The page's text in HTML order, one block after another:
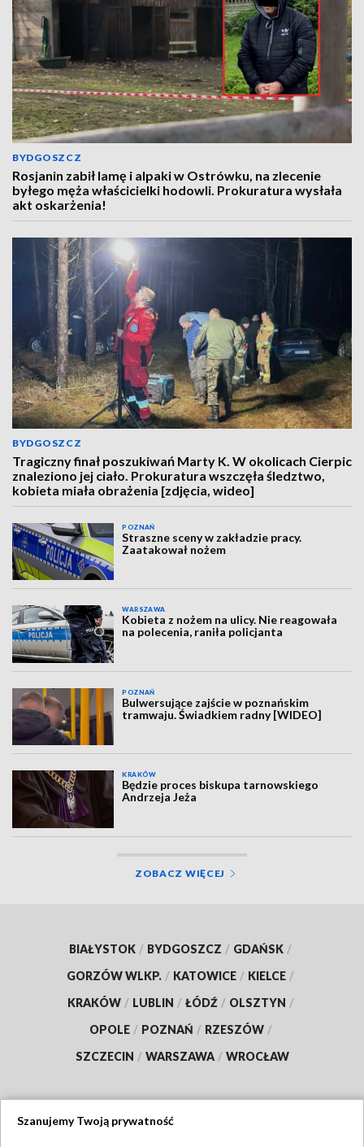
BYDGOSZCZ
Rosjanin zabił lamę i alpaki w Ostrówku, na zlecenie
byłego męża właścicielki hodowli. Prokuratura wysłała
akt oskarżenia!
BYDGOSZCZ
Tragiczny finał poszukiwań Marty K. W okolicach Cierpic
znaleziono jej ciało. Prokuratura wszczęła śledztwo,
kobieta miała obrażenia [zdjęcia, wideo]
POZNAŃ
Straszne sceny w zakładzie pracy.
Zaatakował nożem
WARSZAWA
Kobieta z nożem na ulicy. Nie reagowała
na polecenia, raniła policjanta
POZNAŃ
Bulwersujące zajście w poznańskim
tramwaju. Świadkiem radny [WIDEO]
KRAKÓW
Będzie proces biskupa tarnowskiego
Andrzeja Jeża
ZOBACZ WIĘCEJ
BIAŁYSTOK / BYDGOSZCZ / GDAŃSK /
GORZÓW WLKP. / KATOWICE / KIELCE /
KRAKÓW / LUBLIN / ŁÓDŹ / OLSZTYN /
OPOLE / POZNAŃ / RZESZÓW /
SZCZECIN / WARSZAWA / WROCŁAW
Szanujemy Twoją prywatność